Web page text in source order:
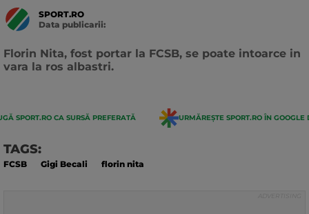
SPORT.RO
Data publicarii:
Florin Nita, fost portar la FCSB, se poate intoarce in
vara la ros albastri.
SPORT.RO CA SURSĂ PREFERATĂ URMĂREȘTE SPORT.RO ÎN GOOGLE
TAGS:
FCSB Gigi Becali florin nita